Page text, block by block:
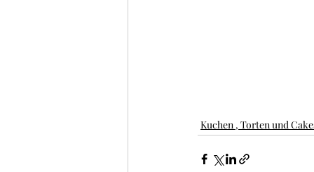
Kuchen , Torten und